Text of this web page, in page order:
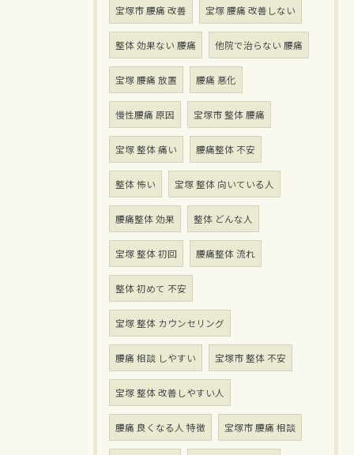
宝塚市 腰痛 改善 宝塚 腰痛 改善しない
整体 効果ない 腰痛 他院で治らない 腰痛
宝塚 腰痛 放置 腰痛 悪化
慢性腰痛 原因 宝塚市 整体 腰痛
宝塚 整体 痛い 腰痛整体 不安
整体 怖い 宝塚 整体 向いている人
腰痛整体 効果 整体 どんな人
宝塚 整体 初回 腰痛整体 流れ
整体 初めて 不安
宝塚 整体 カウンセリング
腰痛 相談 しやすい 宝塚市 整体 不安
宝塚 整体 改善しやすい人
腰痛 良くなる人 特徴 宝塚市 腰痛 相談